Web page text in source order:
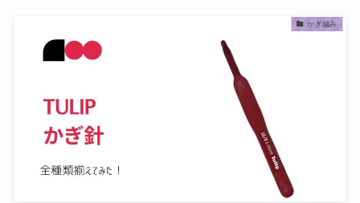
かぎ編み